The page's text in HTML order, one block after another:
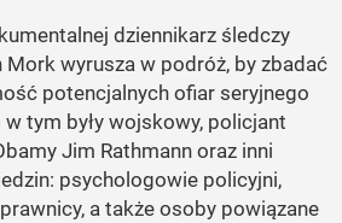
dziennikarz śledczy
wyrusza w podróż, by zbadać
potencjalnych ofiar seryjnego
tym były wojskowy, policjant
Jim Rathmann oraz inni
psychologowie policyjni,
a także osoby powiązane